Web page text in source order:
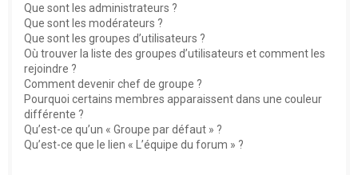
Que sont les administrateurs ?
Que sont les modérateurs ?
Que sont les groupes d’utilisateurs ?
Où trouver la liste des groupes d’utilisateurs et comment les
rejoindre ?
Comment devenir chef de groupe ?
Pourquoi certains membres apparaissent dans une couleur
différente ?
Qu’est-ce qu’un « Groupe par défaut » ?
Qu’est-ce que le lien « L’équipe du forum » ?